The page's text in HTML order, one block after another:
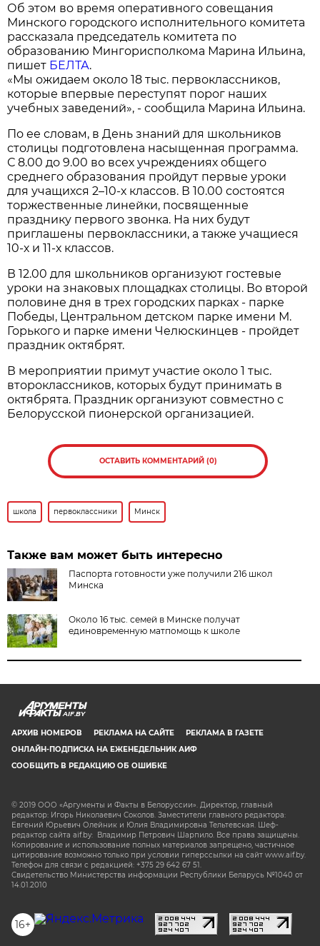
Об этом во время оперативного совещания
Минского городского исполнительного комитета
рассказала председатель комитета по
образованию Мингорисполкома Марина Ильина,
пишет БЕЛТА.
«Мы ожидаем около 18 тыс. первоклассников,
которые впервые переступят порог наших
учебных заведений», - сообщила Марина Ильина.
По ее словам, в День знаний для школьников
столицы подготовлена насыщенная программа.
С 8.00 до 9.00 во всех учреждениях общего
среднего образования пройдут первые уроки
для учащихся 2–10-х классов. В 10.00 состоятся
торжественные линейки, посвященные
празднику первого звонка. На них будут
приглашены первоклассники, а также учащиеся
10-х и 11-х классов.
В 12.00 для школьников организуют гостевые
уроки на знаковых площадках столицы. Во второй
половине дня в трех городских парках - парке
Победы, Центральном детском парке имени М.
Горького и парке имени Челюскинцев - пройдет
праздник октябрят.
В мероприятии примут участие около 1 тыс.
второклассников, которых будут принимать в
октябрята. Праздник организуют совместно с
Белорусской пионерской организацией.
ОСТАВИТЬ КОММЕНТАРИЙ (0)
школа первоклассники Минск
Также вам может быть интересно
Паспорта готовности уже получили 216 школ
Минска
Около 16 тыс. семей в Минске получат
единовременную матпомощь к школе
AIF.BY
АРХИВ НОМЕРОВ РЕКЛАМА НА САЙТЕ
РЕКЛАМА В ГАЗЕТЕ
ОНЛАЙН-ПОДПИСКА НА ЕЖЕНЕДЕЛЬНИК АИФ
СООБЩИТЬ В РЕДАКЦИЮ ОБ ОШИБКЕ
© 2019 ООО «Аргументы и Факты в Белоруссии». Директор, главный
редактор: Игорь Николаевич Соколов. Заместители главного редактора:
Евгений Юрьевич Олейник и Юлия Владимировна Тельтевская. Шеф-
редактор сайта aif.by: Владимир Петрович Шарпило. Все права защищены.
Копирование и использование полных материалов запрещено, частичное
цитирование возможно только при условии гиперссылки на сайт www.aif.by.
Телефон для связи с редакцией: +375 29 642 67 51.
Свидетельство Министерства информации Республики Беларусь №1040 от
14.01.2010
16+